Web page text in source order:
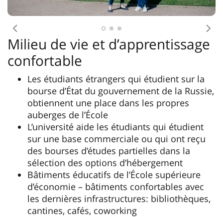
Antécédent
Milieu de vie et d’apprentissage
confortable
Les étudiants étrangers qui étudient sur la
bourse d’État du gouvernement de la Russie,
obtiennent une place dans les propres
auberges de l’École
L’université aide les étudiants qui étudient
sur une base commerciale ou qui ont reçu
des bourses d’études partielles dans la
sélection des options d’hébergement
Bâtiments éducatifs de l’École supérieure
d’économie – bâtiments confortables avec
les dernières infrastructures: bibliothèques,
cantines, cafés, coworking